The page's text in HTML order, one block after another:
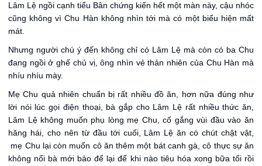
Lâm Lệ ngồi cạnh tiểu Bân chứng kiến hết một màn này, cậu nhóc
cũng không vì Chu Hàn không nhìn tới mà có một biểu hiện mất
mát.
Nhưng người chú ý đến không chỉ có Lâm Lệ mà còn có ba Chu
đang ngồi ở ghế chủ vị, ông nhìn vẻ thản nhiên của Chu Hàn mà
nhíu nhíu mày.
Mẹ Chu quả nhiên chuẩn bị rất nhiều đồ ăn, hơn nữa đúng như
lời nói lúc gọi điện thoại, bà gắp cho Lâm Lệ rất nhiều thức ăn,
Lâm Lệ không muốn phụ lòng mẹ Chu, cố gắng vùi đầu vào ăn
hăng hái, cho nên từ đầu tới cuối, Lâm Lệ ăn có chút chật vật,
mẹ Chu lại còn muốn cô ăn thêm một bát canh gà, cô thực sự ăn
không nổi bà mới bảo để lại để khi nào tiêu hóa xong bữa tối rồi